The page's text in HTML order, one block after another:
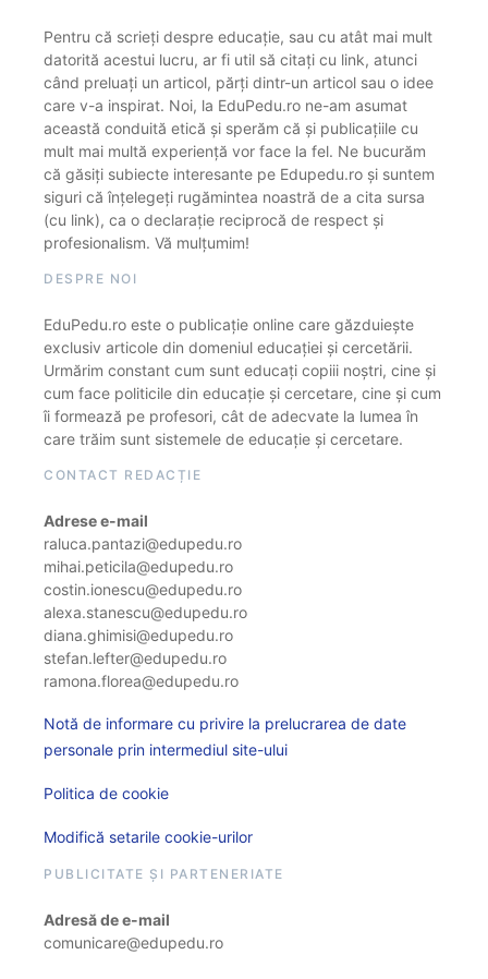
Pentru că scrieți despre educație, sau cu atât mai mult
datorită acestui lucru, ar fi util să citați cu link, atunci
când preluați un articol, părți dintr-un articol sau o idee
care v-a inspirat. Noi, la EduPedu.ro ne-am asumat
această conduită etică și sperăm că și publicațiile cu
mult mai multă experiență vor face la fel. Ne bucurăm
că găsiți subiecte interesante pe Edupedu.ro și suntem
siguri că înțelegeți rugămintea noastră de a cita sursa
(cu link), ca o declarație reciprocă de respect și
profesionalism. Vă mulțumim!
DESPRE NOI
EduPedu.ro este o publicație online care găzduiește
exclusiv articole din domeniul educației și cercetării.
Urmărim constant cum sunt educați copiii noștri, cine și
cum face politicile din educație și cercetare, cine și cum
îi formează pe profesori, cât de adecvate la lumea în
care trăim sunt sistemele de educație și cercetare.
CONTACT REDACȚIE
Adrese e-mail
raluca.pantazi@edupedu.ro
mihai.peticila@edupedu.ro
costin.ionescu@edupedu.ro
alexa.stanescu@edupedu.ro
diana.ghimisi@edupedu.ro
stefan.lefter@edupedu.ro
ramona.florea@edupedu.ro
Notă de informare cu privire la prelucrarea de date
personale prin intermediul site-ului
Politica de cookie
Modifică setarile cookie-urilor
PUBLICITATE ȘI PARTENERIATE
Adresă de e-mail
comunicare@edupedu.ro